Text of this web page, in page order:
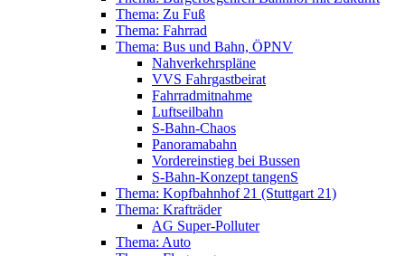
Thema: Zu Fuß
Thema: Fahrrad
Thema: Bus und Bahn, ÖPNV
Nahverkehrspläne
VVS Fahrgastbeirat
Fahrradmitnahme
Luftseilbahn
S-Bahn-Chaos
Panoramabahn
Vordereinstieg bei Bussen
S-Bahn-Konzept tangenS
Thema: Kopfbahnhof 21 (Stuttgart 21)
Thema: Krafträder
AG Super-Polluter
Thema: Auto